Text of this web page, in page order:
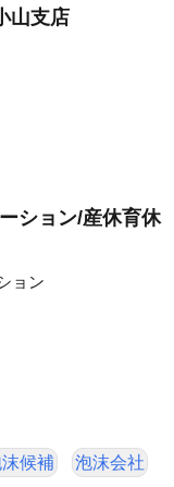
山支店
ション/産休育休
ョン
候補 泡沫会社